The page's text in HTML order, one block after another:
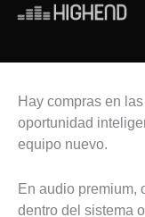
SISTEMAS
Hay compras en
oportunidad
equipo nuevo.
En audio premium,
dentro del sistema